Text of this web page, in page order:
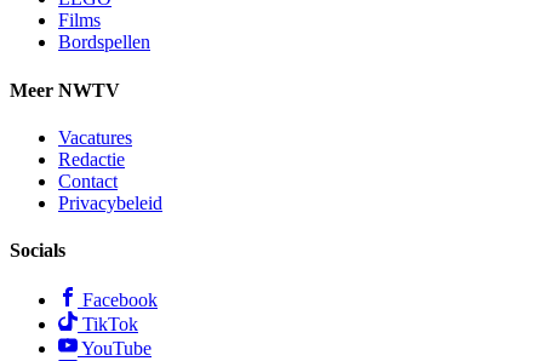
Films
Bordspellen
Meer NWTV
Vacatures
Redactie
Contact
Privacybeleid
Socials
Facebook
TikTok
YouTube